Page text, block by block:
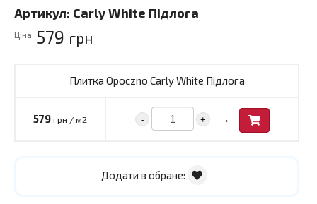
Артикул: Carly White Підлога
Ціна 579 грн
Плитка Opoczno Carly White Підлога
579 грн / м2 - + →
Додати в обране: